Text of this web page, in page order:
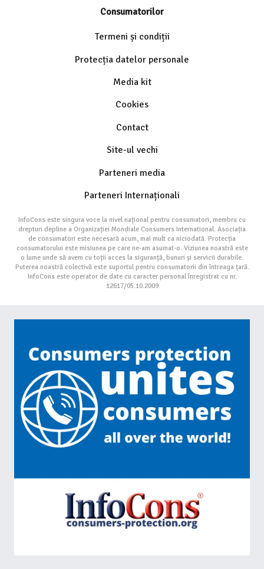
Consumatorilor
Termeni și condiții
Protecția datelor personale
Media kit
Cookies
Contact
Site-ul vechi
Parteneri media
Parteneri Internaționali
InfoCons este singura voce la nivel național pentru consumatori, membru cu
drepturi depline a Organizației Mondiale Consumers International. Asociația
de consumatori este necesară acum, mai mult ca niciodată. Protecția
consumatorului este misiunea pe care ne-am asumat-o. Viziunea noastră este
o lume unde să avem cu toții acces la siguranță, bunuri și servicii durabile.
Puterea noastră colectivă este suportul pentru consumatorii din întreaga țară.
InfoCons este operator de date cu caracter personal înregistrat cu nr.
12617/05.10.2009